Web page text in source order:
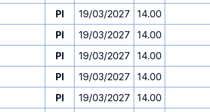
PI 19/03/2027 14.00
PI 19/03/2027 14.00
PI 19/03/2027 14.00
PI 19/03/2027 14.00
PI 19/03/2027 14.00